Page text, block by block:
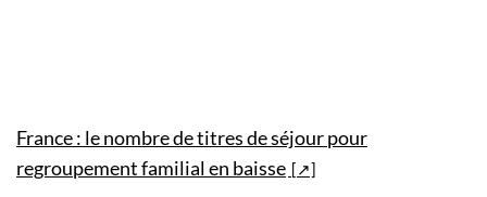
France : le nombre de titres de séjour pour
regroupement familial en baisse